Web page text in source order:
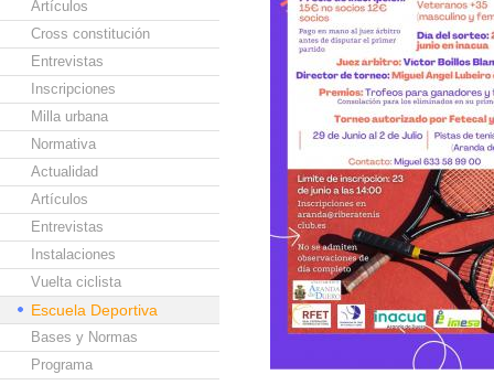
Artículos
Cross constitución
Entrevistas
Inscripciones
Milla urbana
Normativa
Actualidad
Artículos
Entrevistas
Instalaciones
Vuelta ciclista
Escuela Deportiva
Bases y Normas
Programa